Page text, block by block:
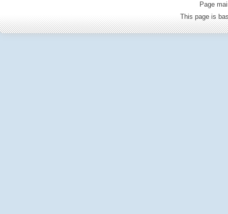
Page
This page is